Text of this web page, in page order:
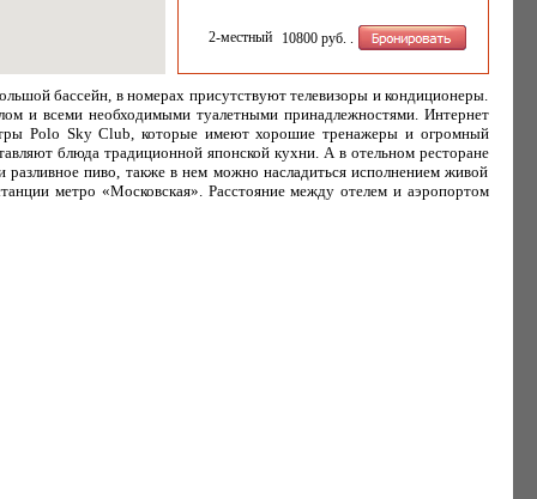
2-местный 10800 руб.
бассейн, в номерах присутствуют телевизоры и кондиционеры.
и всеми необходимыми туалетными принадлежностями. Интернет
Polo Sky Club, которые имеют хорошие тренажеры и огромный
блюда традиционной японской кухни. А в отельном ресторане
пиво, также в нем можно насладиться исполнением живой
метро «Московская». Расстояние между отелем и аэропортом